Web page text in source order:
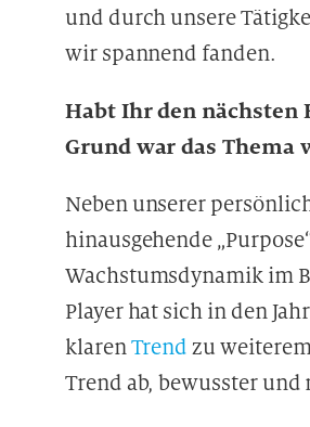
und durch unsere
wir spannend fanden.
Habt Ihr den nächsten
Grund war das Thema
Neben unserer
hinausgehende
Wachstumsdynamik im
Player hat sich in den
klarenTrend zu
Trend ab, bewusster